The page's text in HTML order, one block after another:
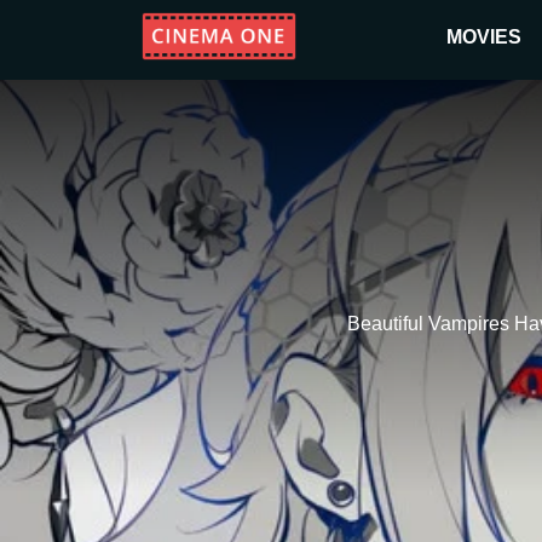
MOVIES
Beautiful Vampires